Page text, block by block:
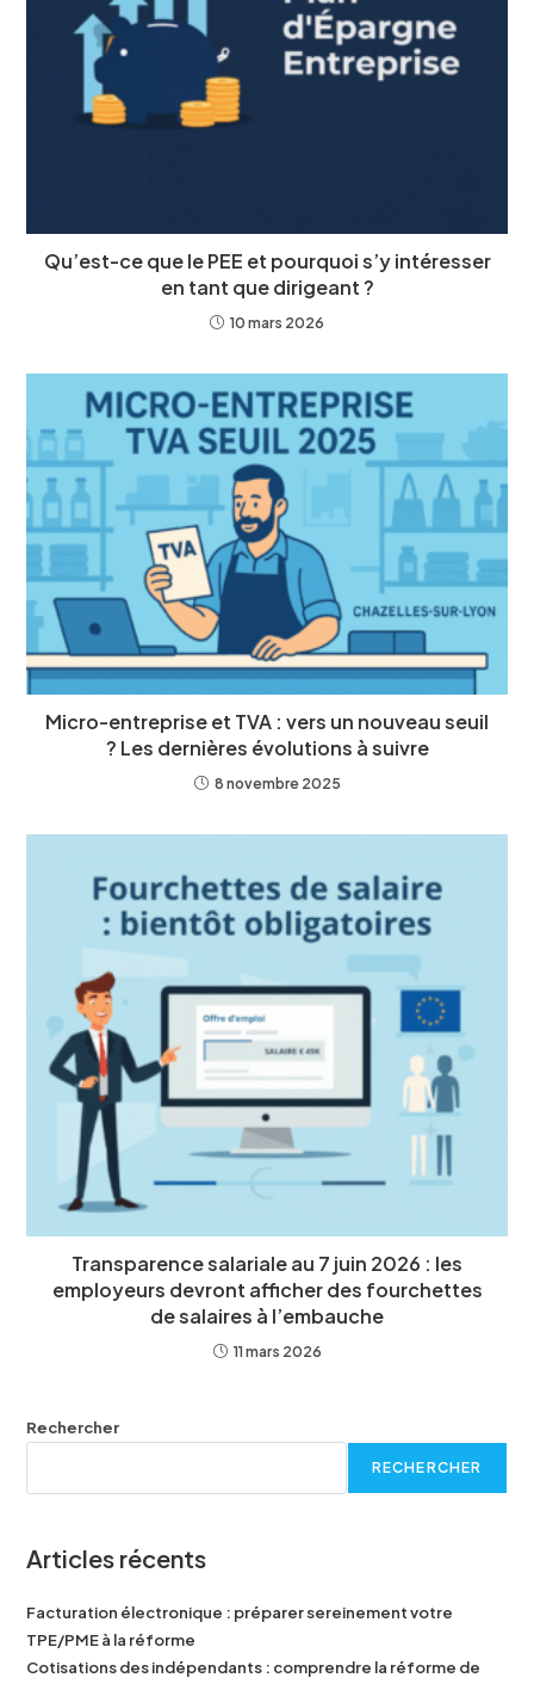
Qu’est-ce que le PEE et pourquoi s’y intéresser
en tant que dirigeant ?
10 mars 2026
Micro-entreprise et TVA : vers un nouveau seuil
? Les dernières évolutions à suivre
8 novembre 2025
Transparence salariale au 7 juin 2026 : les
employeurs devront afficher des fourchettes
de salaires à l’embauche
11 mars 2026
Rechercher
RECHERCHER
Articles récents
Facturation électronique : préparer sereinement votre
TPE/PME à la réforme
Cotisations des indépendants : comprendre la réforme de